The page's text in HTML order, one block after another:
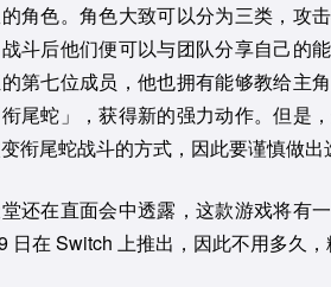
角色。角色大致可以分为三类，攻
斗后他们便可以与团队分享自己的
第七位成员，他也拥有能够教给主
尾蛇」，获得新的强力动作。但是
衔尾蛇战斗的方式，因此要谨慎做出
还在直面会中透露，这款游戏将有
日在 Switch 上推出，因此不用多久